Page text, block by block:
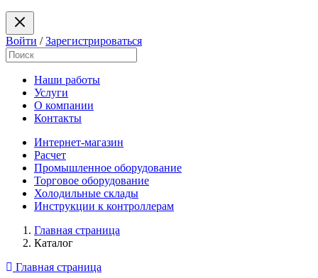
Войти /Зарегистрироваться
Наши работы
Услуги
О компании
Контакты
Интернет-магазин
Расчет
Промышленное оборудование
Торговое оборудование
Холодильные склады
Инструкции к контроллерам
Главная страница
Каталог
Главная страница